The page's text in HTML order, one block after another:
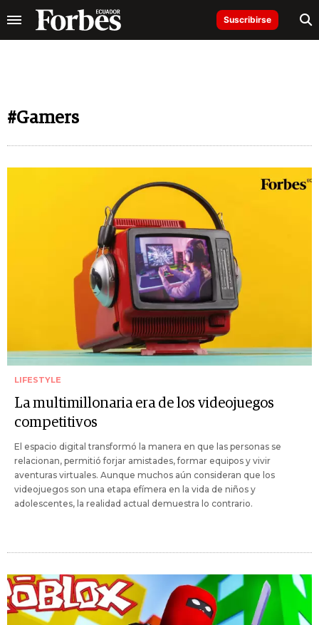
Suscribirse
#Gamers
LIFESTYLE
La multimillonaria era de los videojuegos
competitivos
El espacio digital transformó la manera en que las personas se
relacionan, permitió forjar amistades, formar equipos y vivir
aventuras virtuales. Aunque muchos aún consideran que los
videojuegos son una etapa efímera en la vida de niños y
adolescentes, la realidad actual demuestra lo contrario.